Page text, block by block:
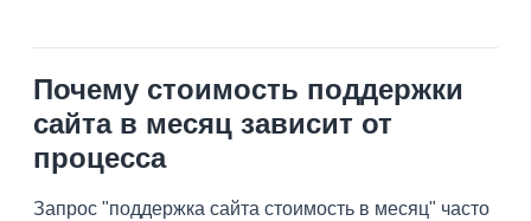
Почему стоимость поддержки
сайта в месяц зависит от
процесса
Запрос "поддержка сайта стоимость в месяц" часто